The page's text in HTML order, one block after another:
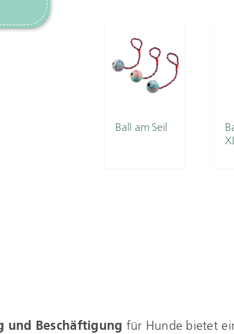
Ball am Seil
und Beschäftigung für Hunde bietet